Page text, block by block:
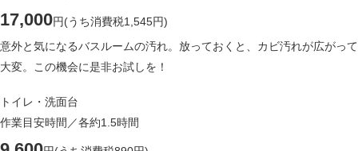
17,000円(うち消費税1,545円)
意外と気になるバスルームの汚れ。放っておくと、カビ汚れが広がって
大変。この機会に是非お試しを！
トイレ・洗面台
作業目安時間／各約1.5時間